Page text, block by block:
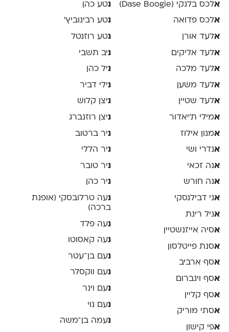
אלכס בלנקי (Dase Boogie)
אלכס פדואה
אלעד אורן
אלעד אליקים
אלעד מלכה
אלעד משען
אלעד שטיין
אמילי ת׳יאדור
אמנון אילוז
אנדרי ושי
אנה זכאי
אנה חורש
אני דבילנסקי
אניל רינת
אסיה אייזנשטיין
אסנת פייטלסון
אסף ארביב
אסף וינברום
אסף קליין
אסתי מוריק
אפי קישון
נטע כהן
נטע רבינוביץ׳
נטע רוזנטל
ניב תשבי
ניל כהן
נילי דביר
ניצן קלוש
ניצן רוזנברג
ניר ברטוב
ניר הללי
ניר טובר
ניר כהן
נעה טרלובסקי (אופנת
ברכה)
נעה פלד
נעה קאסוטו
נעם בן־עטר
נעם ווקסלר
נעם וינר
נעם נוי
נעמה בן־משה